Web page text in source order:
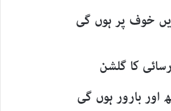
خوف پر ہوں گی
کا گلشن
اور بارور ہوں گی